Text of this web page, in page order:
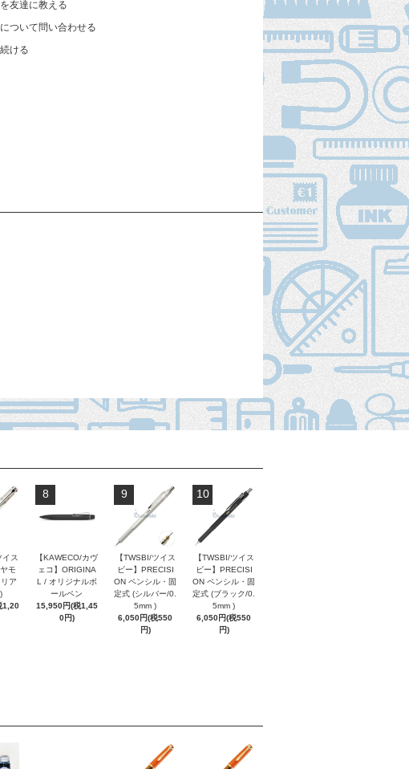
友達に教える
ついて問い合わせる
ける
イス
モ
ア
1,20
8
【KAWECO/カヴ
ェコ】ORIGINA
L / オリジナルボ
ールペン
15,950円(税1,45
0円)
9
【TWSBI/ツイス
ビー】PRECISI
ON ペンシル・固
定式 (シルバー/0.
5mm )
6,050円(税550
円)
10
【TWSBI/ツイス
ビー】PRECISI
ON ペンシル・固
定式 (ブラック/0.
5mm )
6,050円(税550
円)